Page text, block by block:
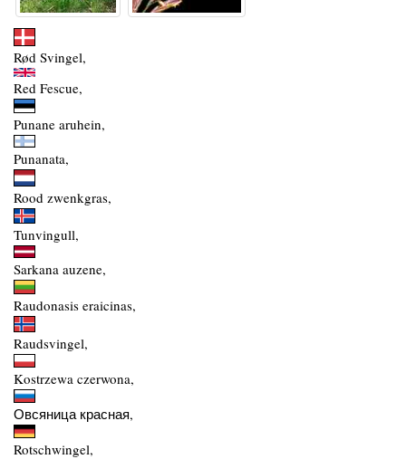
Rød Svingel,
Red Fescue,
Punane aruhein,
Punanata,
Rood zwenkgras,
Tunvingull,
Sarkana auzene,
Raudonasis eraicinas,
Raudsvingel,
Kostrzewa czerwona,
Овсяница красная,
Rotschwingel,